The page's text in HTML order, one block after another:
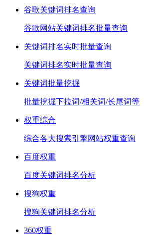
谷歌关键词排名查询
谷歌网站关键词排名批量查询
关键词排名实时批量查询
关键词排名实时批量查询
关键词批量挖掘
批量挖掘下拉词/相关词/长尾词等
权重综合
综合各大搜索引擎网站权重查询
百度权重
百度关键词排名分析
搜狗权重
搜狗关键词排名分析
360权重